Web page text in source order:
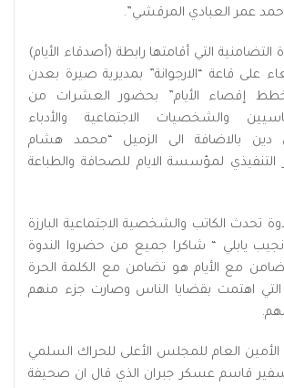
عمر العبادي المرقشي”.
التي أقامتها رابطة (أصدقاء الأيام)
على قاعة “الارجوانة” بمديرية صيرة بعدن
إقصاء الأيام” بحضور العشرات من
والشخصيات الاجتماعية والأدباء
دين بالاضافة الى الزميل “محمد هشام
التنفيذي لمؤسسة الايام للصحافة والطباعة
تحدث الكاتب والشخصية الاجتماعية البارزة
يابلي “ شاكرا جميع من حضروا الندوة
مع الأيام هو تضامن مع الكلمة الحرة
التي اهتمت بقضايا الناس وصارت جزء منهم
العام للمجلس الأعلى للحراك السلمي
قاسم عسكر جبران الذي قال ان صحيفة